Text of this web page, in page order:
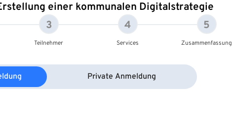
einer kommunalen Digitalstrategie
3
Teilnehmer
4
Services
5
Zusammenfassung
Private Anmeldung